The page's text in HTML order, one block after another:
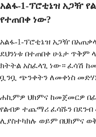
አልፋ-1-ፕሮቲኔዝ አጋዥ
የተጠበቀ ነው?
አልፋ-1-ፕሮቲኔዝ አጋዥ
ደህንነቱ በተጠበቀ ሁኔታ ጥቅም
ክትትል አስፈላጊ ነው። ፈሳሽ
ቧንቧ ጭንቀትን ለመቀነስ
ሐኪምዎ ህክምና ከመጀመርዎ
የልብዎ ተጨማሪ ፈሳሹን
ሊያስተካክሉ ወይም በህክምና